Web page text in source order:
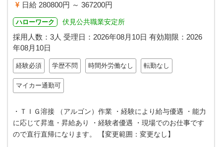
日給 280800円 ～ 367200円
ハローワーク 伏見公共職業安定所
採用人数：3人 受理日： 2026年08月10日 有効期限： 2026
年08月10日
経験必須 学歴不問 時間外労働なし 転勤なし
マイカー通勤可
・ＴＩＧ溶接 （アルゴン）作業 ・経験により給与優遇 ・能力
に応じて昇進・昇給あり ・経験者優遇 ・現場でのお仕事です
ので直行直帰になります。 【変更範囲：変更なし】